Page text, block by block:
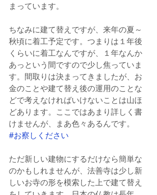
まっています。
ちなみに建て替えですが、来年の夏～
秋頃に着工予定です。つまりは１年後
くらいに着工なんですが、１年なんか
あっという間ですので少し焦っていま
す。間取りは決まってきましたが、お
金のことや建て替え後の運用のことな
どで考えなければいけないことは山ほ
どあります。ここではあまり詳しく書
けませんが、まあ色々あるんです。
#お察しください
ただ新しい建物にするだけなら簡単な
のかもしれませんが、法善寺は少し新
しいお寺の形を模索した上で建て替え